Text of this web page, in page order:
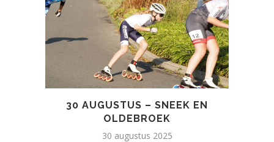
30 AUGUSTUS – SNEEK EN
OLDEBROEK
30 augustus 2025